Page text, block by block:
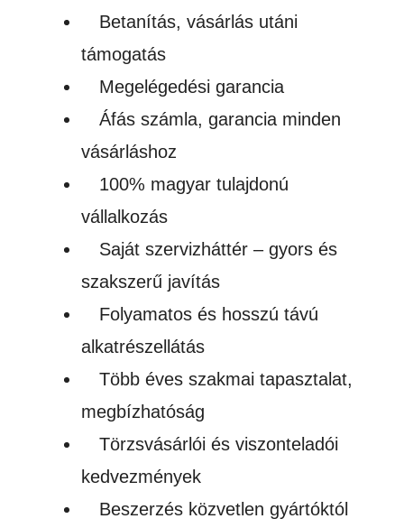
Betanítás, vásárlás utáni
támogatás
Megelégedési garancia
Áfás számla, garancia minden
vásárláshoz
100% magyar tulajdonú
vállalkozás
Saját szervizháttér – gyors és
szakszerű javítás
Folyamatos és hosszú távú
alkatrészellátás
Több éves szakmai tapasztalat,
megbízhatóság
Törzsvásárlói és viszonteladói
kedvezmények
Beszerzés közvetlen gyártóktól